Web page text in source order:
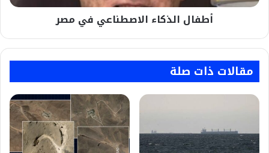
أطفال الذكاء الاصطناعي في مصر
مقالات ذات صلة